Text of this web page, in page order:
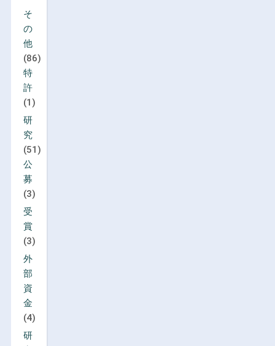
そ
の
他
(86)
特
許
(1)
研
究
(51)
公
募
(3)
受
賞
(3)
外
部
資
金
(4)
研